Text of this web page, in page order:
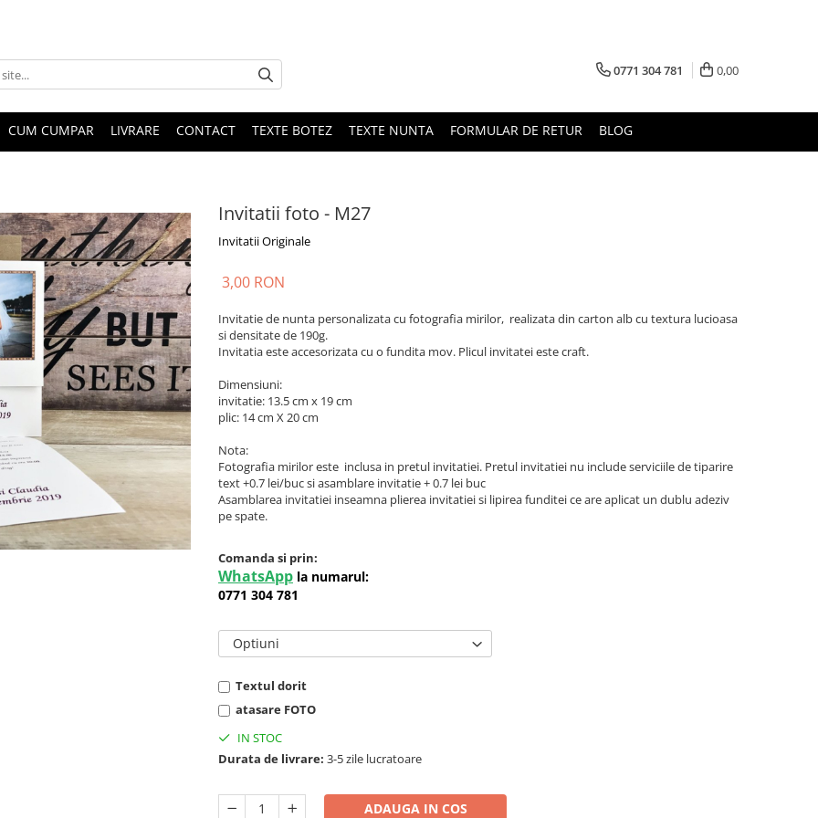
0771 304 781 0,00
CUM CUMPAR LIVRARE CONTACT TEXTE BOTEZ TEXTE NUNTA FORMULAR DE RETUR BLOG
Invitatii foto - M27
Invitatii Originale
3,00 RON
Invitatie de nunta personalizata cu fotografia mirilor, realizata din carton alb cu textura lucioasa
si densitate de 190g.
Invitatia este accesorizata cu o fundita mov. Plicul invitatei este craft.
Dimensiuni:
invitatie: 13.5 cm x 19 cm
plic: 14 cm X 20 cm
Nota:
Fotografia mirilor este inclusa in pretul invitatiei. Pretul invitatiei nu include serviciile de tiparire
text +0.7 lei/buc si asamblare invitatie + 0.7 lei buc
Asamblarea invitatiei inseamna plierea invitatiei si lipirea funditei ce are aplicat un dublu adeziv
pe spate.
Comanda si prin:
WhatsApp la numarul:
0771 304 781
Optiuni
Textul dorit
atasare FOTO
IN STOC
Durata de livrare: 3-5 zile lucratoare
ADAUGA IN COS